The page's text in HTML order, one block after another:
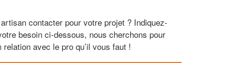
contacter pour votre projet ? Indiquez-
besoin ci-dessous, nous cherchons pour
avec le pro qu’il vous faut !